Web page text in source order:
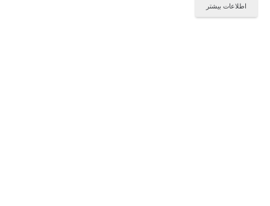
اطلاعات بیشتر